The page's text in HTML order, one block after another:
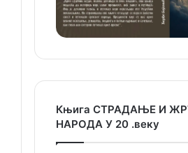
Књига СТРАДАЊЕ И
НАРОДА У 20 .веку